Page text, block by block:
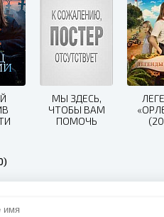
МЫ ЗДЕСЬ,
ЧТОБЫ ВАМ
ПОМОЧЬ